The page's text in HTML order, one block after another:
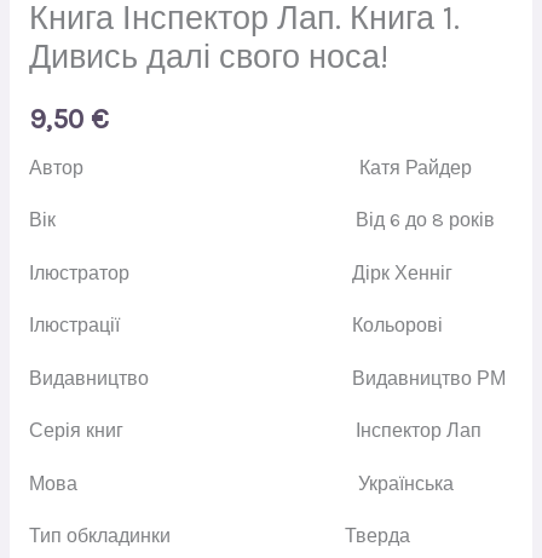
Книга Інспектор Лап. Книга 1.
Дивись далі свого носа!
9,50 €
Автор Катя Райдер
Вік Від 6 до 8 років
Ілюстратор Дірк Хенніг
Ілюстрації Кольорові
Видавництво Видавництво РМ
Серія книг Інспектор Лап
Мова Українська
Тип обкладинки Тверда